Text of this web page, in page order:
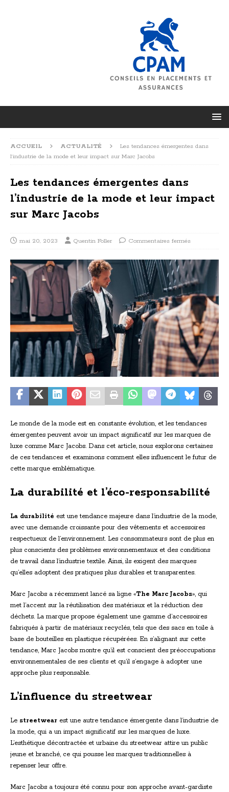
ACCUEIL ACTUALITÉ
Les tendances émergentes dans
l’industrie de la mode et leur impact sur Marc Jacobs
Les tendances émergentes dans
l’industrie de la mode et leur impact
sur Marc Jacobs
mai 20, 2023 Quentin Foller Commentaires fermés
Le monde de la mode est en constante évolution, et les tendances
émergentes peuvent avoir un impact significatif sur les marques de
luxe comme Marc Jacobs. Dans cet article, nous explorons certaines
de ces tendances et examinons comment elles influencent le futur de
cette marque emblématique.
La durabilité et l’éco-responsabilité
La durabilité est une tendance majeure dans l’industrie de la mode,
avec une demande croissante pour des vêtements et accessoires
respectueux de l’environnement. Les consommateurs sont de plus en
plus conscients des problèmes environnementaux et des conditions
de travail dans l’industrie textile. Ainsi, ils exigent des marques
qu’elles adoptent des pratiques plus durables et transparentes.
Marc Jacobs a récemment lancé sa ligne «The Marc Jacobs», qui
met l’accent sur la réutilisation des matériaux et la réduction des
déchets. La marque propose également une gamme d’accessoires
fabriqués à partir de matériaux recyclés, tels que des sacs en toile à
base de bouteilles en plastique récupérées. En s’alignant sur cette
tendance, Marc Jacobs montre qu’il est conscient des préoccupations
environnementales de ses clients et qu’il s’engage à adopter une
approche plus responsable.
L’influence du streetwear
Le streetwear est une autre tendance émergente dans l’industrie de
la mode, qui a un impact significatif sur les marques de luxe.
L’esthétique décontractée et urbaine du streetwear attire un public
jeune et branché, ce qui pousse les marques traditionnelles à
repenser leur offre.
Marc Jacobs a toujours été connu pour son approche avant-gardiste